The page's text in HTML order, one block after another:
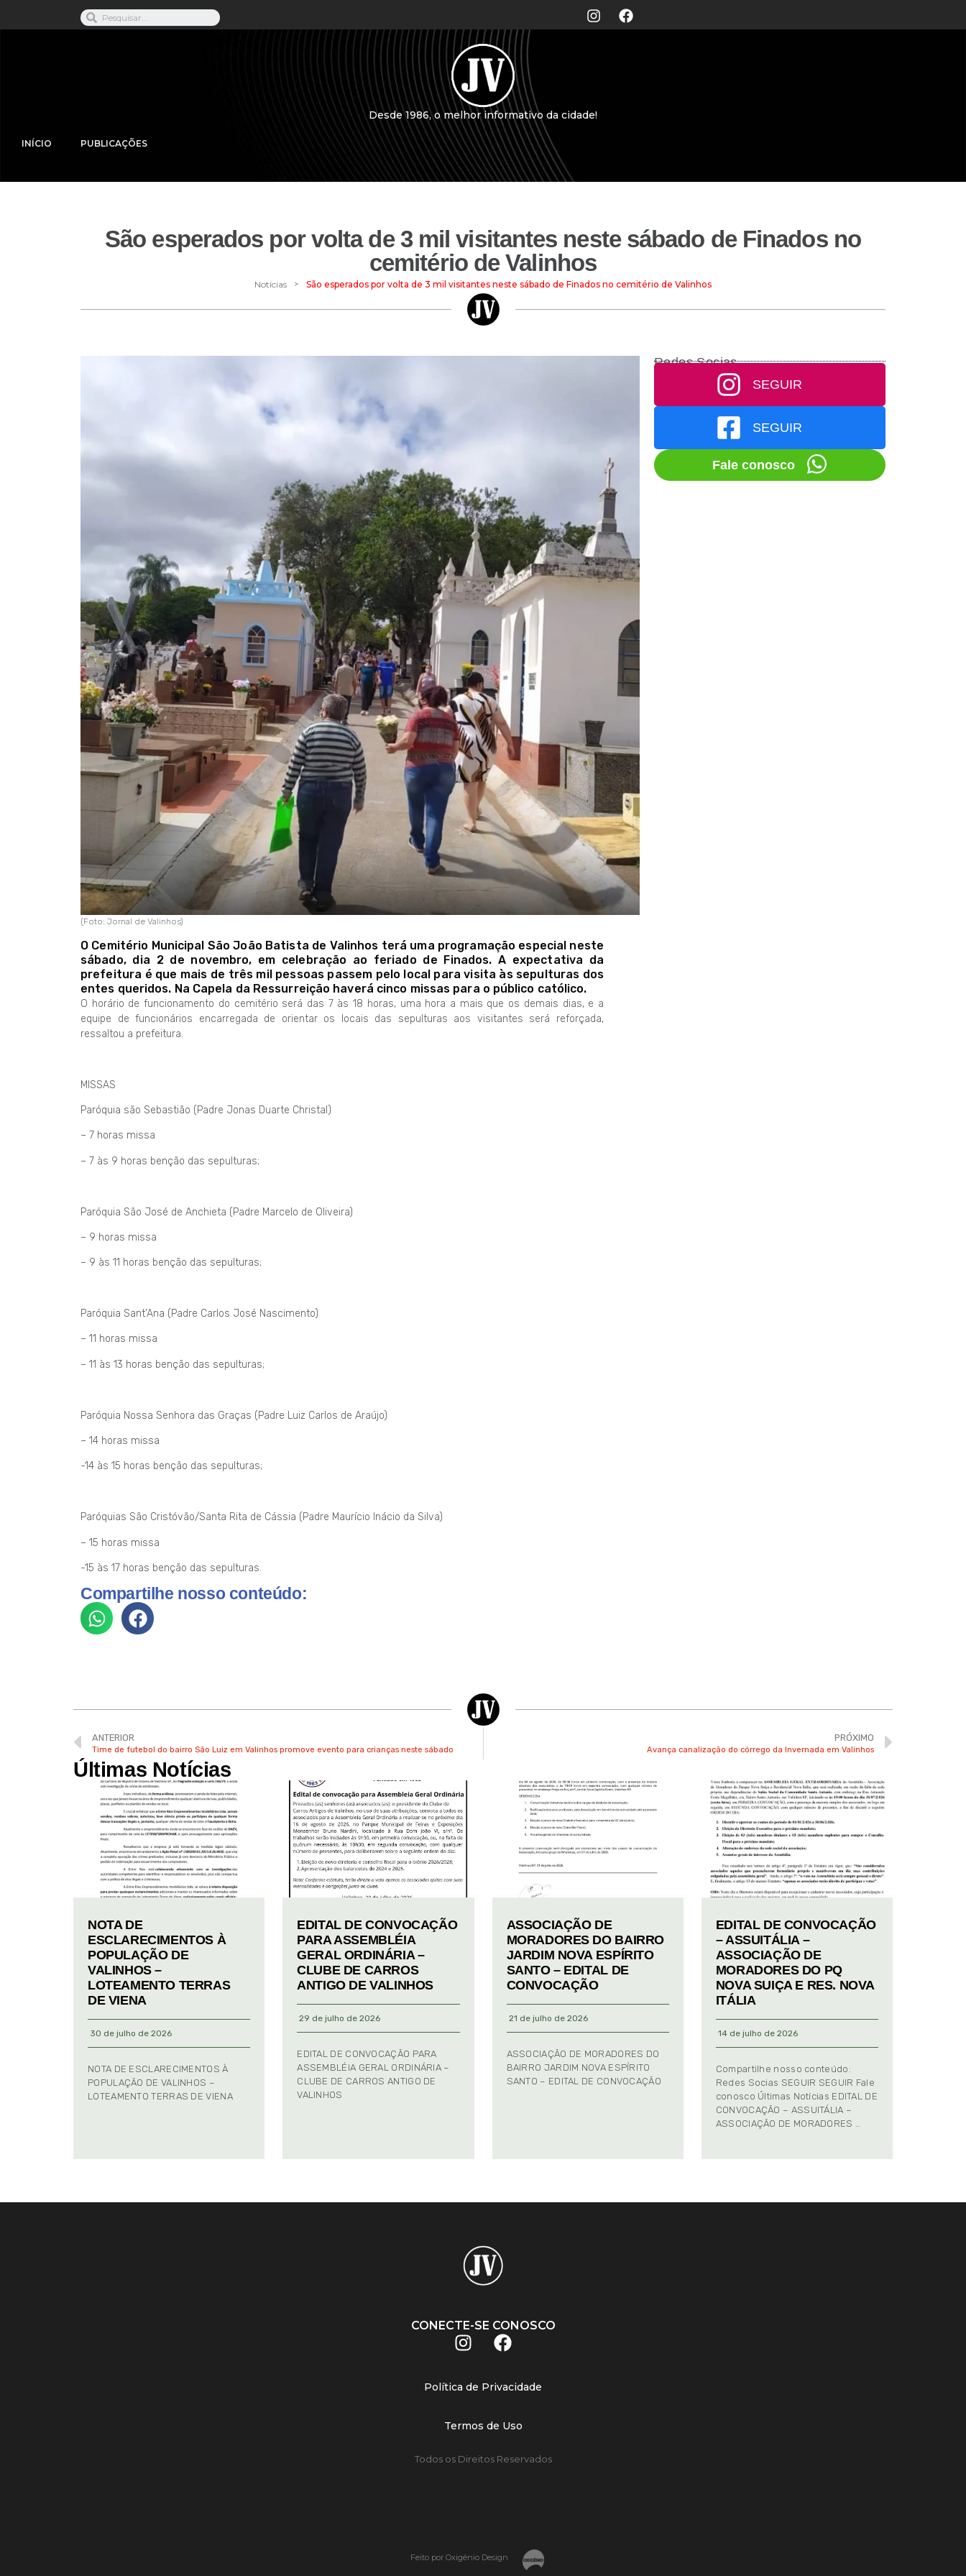
Desde 1986, o melhor informativo da cidade!
INÍCIO PUBLICAÇÕES
São esperados por volta de 3 mil visitantes neste sábado de Finados no
cemitério de Valinhos
Notícias > São esperados por volta de 3 mil visitantes neste sábado de Finados no cemitério de Valinhos
(Foto: Jornal de Valinhos)
O Cemitério Municipal São João Batista de Valinhos terá uma programação especial neste
sábado, dia 2 de novembro, em celebração ao feriado de Finados. A expectativa da
prefeitura é que mais de três mil pessoas passem pelo local para visita às sepulturas dos
entes queridos. Na Capela da Ressurreição haverá cinco missas para o público católico.
O horário de funcionamento do cemitério será das 7 às 18 horas, uma hora a mais que os demais dias, e a
equipe de funcionários encarregada de orientar os locais das sepulturas aos visitantes será reforçada,
ressaltou a prefeitura.
MISSAS
Paróquia são Sebastião (Padre Jonas Duarte Christal)
– 7 horas missa
– 7 às 9 horas benção das sepulturas;
Paróquia São José de Anchieta (Padre Marcelo de Oliveira)
– 9 horas missa
– 9 às 11 horas benção das sepulturas;
Paróquia Sant’Ana (Padre Carlos José Nascimento)
– 11 horas missa
– 11 às 13 horas benção das sepulturas;
Paróquia Nossa Senhora das Graças (Padre Luiz Carlos de Araújo)
– 14 horas missa
-14 às 15 horas benção das sepulturas;
Paróquias São Cristóvão/Santa Rita de Cássia (Padre Maurício Inácio da Silva)
– 15 horas missa
-15 às 17 horas benção das sepulturas.
Compartilhe nosso conteúdo:
Redes Socias
SEGUIR
SEGUIR
Fale conosco
ANTERIOR
Time de futebol do bairro São Luiz em Valinhos promove evento para crianças neste sábado
PRÓXIMO
Avança canalização do córrego da Invernada em Valinhos
Últimas Notícias
NOTA DE
ESCLARECIMENTOS À
POPULAÇÃO DE
VALINHOS –
LOTEAMENTO TERRAS
DE VIENA
30 de julho de 2026
NOTA DE ESCLARECIMENTOS À
POPULAÇÃO DE VALINHOS –
LOTEAMENTO TERRAS DE VIENA
EDITAL DE CONVOCAÇÃO
PARA ASSEMBLÉIA
GERAL ORDINÁRIA –
CLUBE DE CARROS
ANTIGO DE VALINHOS
29 de julho de 2026
EDITAL DE CONVOCAÇÃO PARA
ASSEMBLÉIA GERAL ORDINÁRIA –
CLUBE DE CARROS ANTIGO DE
VALINHOS
ASSOCIAÇÃO DE
MORADORES DO BAIRRO
JARDIM NOVA ESPÍRITO
SANTO – EDITAL DE
CONVOCAÇÃO
21 de julho de 2026
ASSOCIAÇÃO DE MORADORES DO
BAIRRO JARDIM NOVA ESPÍRITO
SANTO – EDITAL DE CONVOCAÇÃO
EDITAL DE CONVOCAÇÃO
– ASSUITÁLIA –
ASSOCIAÇÃO DE
MORADORES DO PQ
NOVA SUIÇA E RES. NOVA
ITÁLIA
14 de julho de 2026
Compartilhe nosso conteúdo:
Redes Socias SEGUIR SEGUIR Fale
conosco Últimas Notícias EDITAL DE
CONVOCAÇÃO – ASSUITÁLIA –
ASSOCIAÇÃO DE MORADORES …
CONECTE-SE CONOSCO
Política de Privacidade
Termos de Uso
Todos os Direitos Reservados
Feito por Oxigênio Design